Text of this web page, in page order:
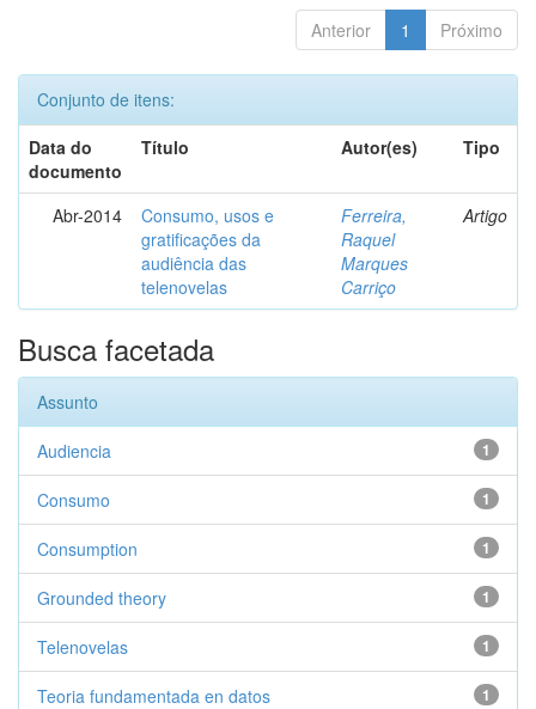
Anterior 1 Próximo
Conjunto de itens:
Data do
documento
Título Autor(es) Tipo
Abr-2014
Consumo, usos e
gratificações da
audiência das
telenovelas
Ferreira,
Raquel
Marques
Carriço
Artigo
Busca facetada
Assunto
1
Audiencia
1
Consumo
1
Consumption
1
Grounded theory
1
Telenovelas
1
Teoria fundamentada en datos